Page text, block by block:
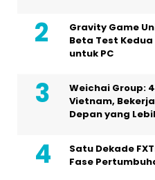
Gravity Game
Beta Test
untuk PC
Weichai Group:
Vietnam,
Depan yang
Satu Dekade
Fase